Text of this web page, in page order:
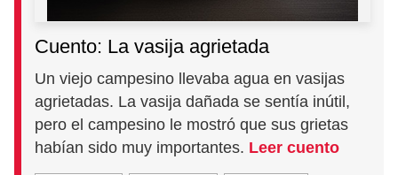
Cuento: La vasija agrietada
Un viejo campesino llevaba agua en vasijas
agrietadas. La vasija dañada se sentía inútil,
pero el campesino le mostró que sus grietas
habían sido muy importantes. Leer cuento